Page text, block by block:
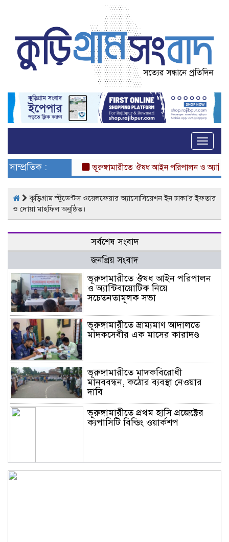
Toggle
সাম্প্রতিক : ভূরুঙ্গামারীতে ঔষধ আইন পরিপালন ও
কুড়িগ্রাম স্টুডেন্টস ওয়েলফেয়ার অ্যাসোসিয়েশন ইন ঢাকা’র ইফতার
ও দোয়া মাহফিল অনুষ্ঠিত।
সর্বশেষ সংবাদ
জনপ্রিয় সংবাদ
ভূরুঙ্গামারীতে ঔষধ আইন পরিপালন
ও অ্যান্টিবায়োটিক নিয়ে
সচেতনতামূলক সভা
ভূরুঙ্গামারীতে ভ্রাম্যমাণ আদালতে
মাদকসেবীর এক মাসের কারাদণ্ড
ভূরুঙ্গামারীতে মাদকবিরোধী
মানববন্ধন, কঠোর ব্যবস্থা নেওয়ার
দাবি
ভূরুঙ্গামারীতে প্রথম হাসি প্রজেক্টের
ক্যপাসিটি বিল্ডিং ওয়ার্কশপ